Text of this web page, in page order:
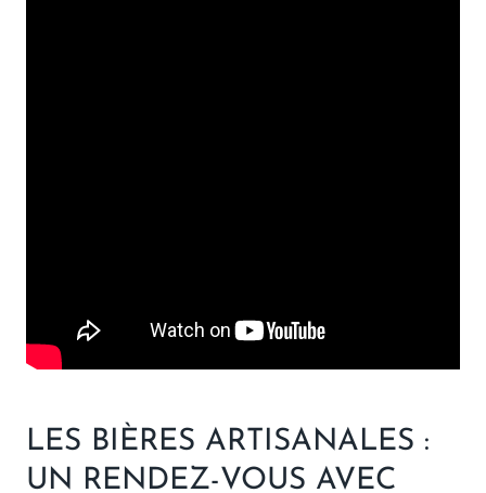
LES BIÈRES ARTISANALES :
UN RENDEZ-VOUS AVEC